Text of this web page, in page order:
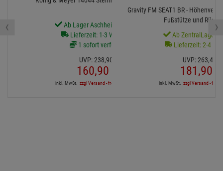
Ab Lager Aschheim lieferbar
Lieferzeit: 1-3 Werktage
1 sofort verfügbar
UVP:238,90
160,90
inkl. MwSt. zzgl Versand - frei ab 90,-€ in DE
Gravity FM SEAT1 BR -
Fußstütze und
Ab ZentralLager
Lieferzeit: 2-4
UVP:263,49
181,90
inkl. MwSt. zzgl Versand - frei
‹ ›